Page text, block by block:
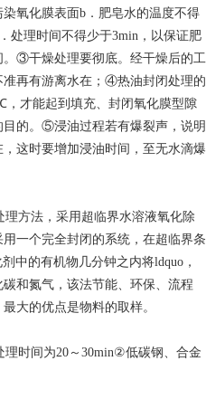
氧化膜表面b．肥皂水的温度不得
处理时间不得少于3min，以保证肥
③干燥处理要彻底。经干燥后的工
再有游离水在；④热油封闭处理的
才能起到填充、封闭氧化膜型隙
的。⑤浸油过程若有爆裂声，说明
这时要增加浸油时间，至无水滴爆
方法，采用超临界水溶液氧化除
一个完全封闭的系统，在超临界条
中的有机物几分钟之内将ldquo，
和氮气，该法节能、环保、流程
大的优点是物料的取样。
时间为20～30min②低碳钢、合金